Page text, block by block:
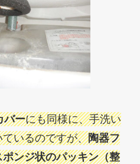
バーにも同様に、手洗い
いるのですが、陶器フ
ポンジ状のパッキン（整